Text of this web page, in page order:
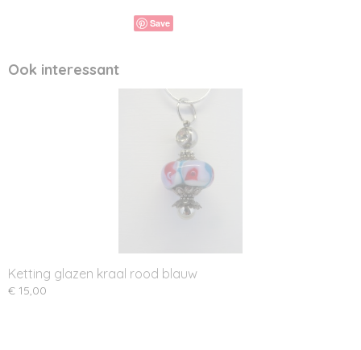
Save
Ook interessant
Ketting glazen kraal rood blauw
€ 15,00